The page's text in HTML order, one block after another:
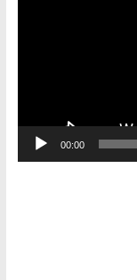
00:00